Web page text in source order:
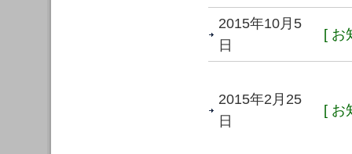
2015年10月5
日
[ お
2015年2月25
日
[ お